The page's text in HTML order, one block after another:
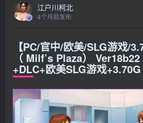
江户川柯北
4个月前发布
【PC/官中/欧美/SLG游戏/
（ Milf’s Plaza）
+DLC+欧美SLG游戏+3.70G